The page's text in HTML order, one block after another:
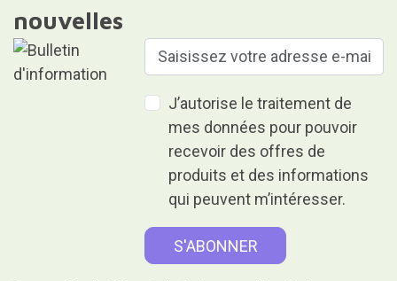
nouvelles
J’autorise le traitement de
mes données pour pouvoir
recevoir des offres de
produits et des informations
qui peuvent m’intéresser.